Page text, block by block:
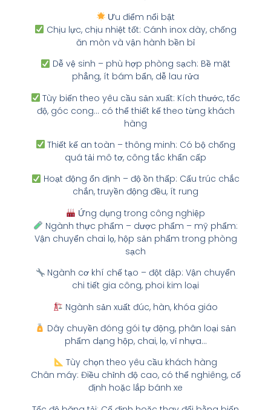
Ưu điểm nổi bật
Chịu lực, chịu nhiệt tốt: Cánh inox dày, chống
ăn mòn và vận hành bền bỉ
Dễ vệ sinh – phù hợp phòng sạch: Bề mặt
phẳng, ít bám bẩn, dễ lau rửa
Tùy biến theo yêu cầu sản xuất: Kích thước, tốc
độ, góc cong… có thể thiết kế theo từng khách
hàng
Thiết kế an toàn – thông minh: Có bộ chống
quá tải mô tơ, công tắc khẩn cấp
Hoạt động ổn định – độ ồn thấp: Cấu trúc chắc
chắn, truyền động đều, ít rung
Ứng dụng trong công nghiệp
Ngành thực phẩm – dược phẩm – mỹ phẩm:
Vận chuyển chai lọ, hộp sản phẩm trong phòng
sạch
Ngành cơ khí chế tạo – đột dập: Vận chuyển
chi tiết gia công, phoi kim loại
Ngành sản xuất đúc, hàn, khóa giáo
Dây chuyền đóng gói tự động, phân loại sản
phẩm dạng hộp, chai, lọ, vỉ nhựa…
Tùy chọn theo yêu cầu khách hàng
Chân máy: Điều chỉnh độ cao, có thể nghiêng, cố
định hoặc lắp bánh xe